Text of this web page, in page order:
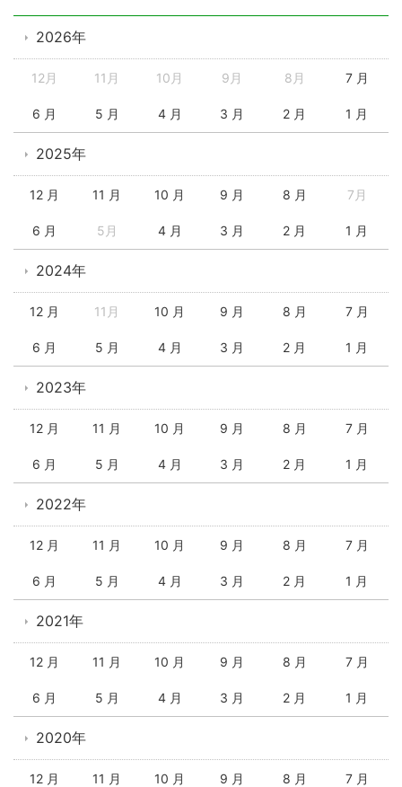
2026年
12月 11月 10月 9月 8月 7 月
6 月 5 月 4 月 3 月 2 月 1 月
2025年
12 月 11 月 10 月 9 月 8 月 7月
6 月 5月 4 月 3 月 2 月 1 月
2024年
12 月 11月 10 月 9 月 8 月 7 月
6 月 5 月 4 月 3 月 2 月 1 月
2023年
12 月 11 月 10 月 9 月 8 月 7 月
6 月 5 月 4 月 3 月 2 月 1 月
2022年
12 月 11 月 10 月 9 月 8 月 7 月
6 月 5 月 4 月 3 月 2 月 1 月
2021年
12 月 11 月 10 月 9 月 8 月 7 月
6 月 5 月 4 月 3 月 2 月 1 月
2020年
12 月 11 月 10 月 9 月 8 月 7 月